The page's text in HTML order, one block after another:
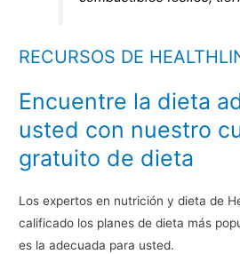
RECURSOS DE
Encuentre la dieta
usted con nuestro
gratuito de dieta
Los expertos en nutrición y dieta de
calificado los planes de dieta más
es la adecuada para usted.